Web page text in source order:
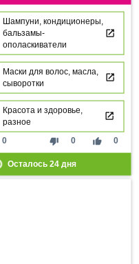
Шампуни, кондиционеры,
бальзамы-
ополаскиватели
Маски для волос, масла,
сыворотки
Красота и здоровье,
разное
thumb_down 0 thumb_up 0
0
Осталось 24дня